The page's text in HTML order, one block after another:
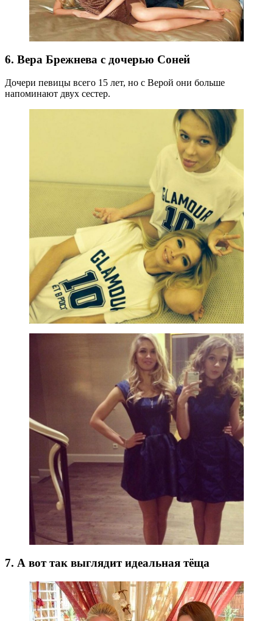
6. Вера Брежнева с дочерью Соней
Дочери певицы всего 15 лет, но с Верой они больше
напоминают двух сестер.
7. А вот так выглядит идеальная тёща